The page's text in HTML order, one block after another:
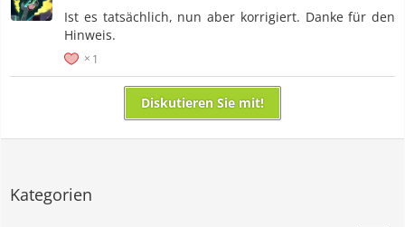
Ist es tatsächlich, nun aber korrigiert. Danke für den
Hinweis.
1
Diskutieren Sie mit!
Kategorien